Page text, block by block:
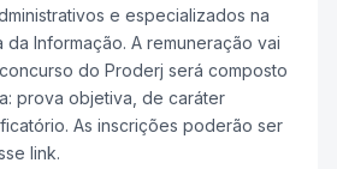
e especializados na
Informação. A remuneração vai
do Proderj será composto
prova objetiva, de caráter
As inscrições poderão ser
link.